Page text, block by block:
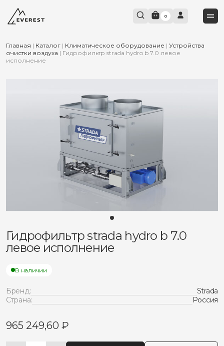
0
Главная | Каталог | Климатическое оборудование | Устройства
очистки воздуха | Гидрофильтр strada hydro b 7.0 левое
исполнение
Гидрофильтр strada hydro b 7.0
левое исполнение
В наличии
Бренд:
Strada
Страна:
Россия
965 249,60 ₽